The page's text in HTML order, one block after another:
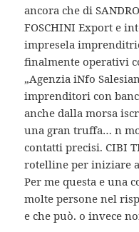
ancora che di
FOSCHINI Export e
impresela
finalmente operativi
„Agenzia iNfo
imprenditori con
anche dalla morsa
una gran truffa… n
contatti precisi. CIBI
rotelline per iniziare
Per me questa e una
molte persone nel
e che può. o invece